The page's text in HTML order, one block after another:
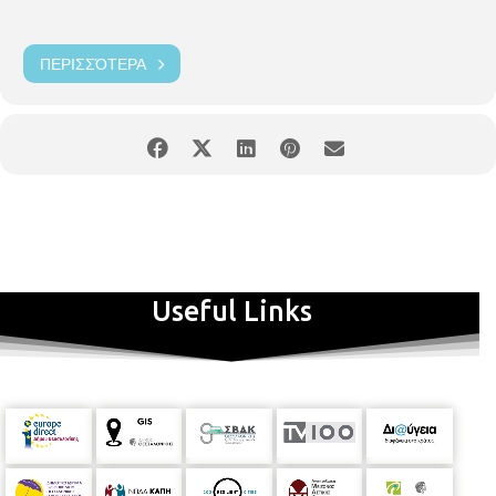
ΠΕΡΙΣΣΌΤΕΡΑ
Useful Links